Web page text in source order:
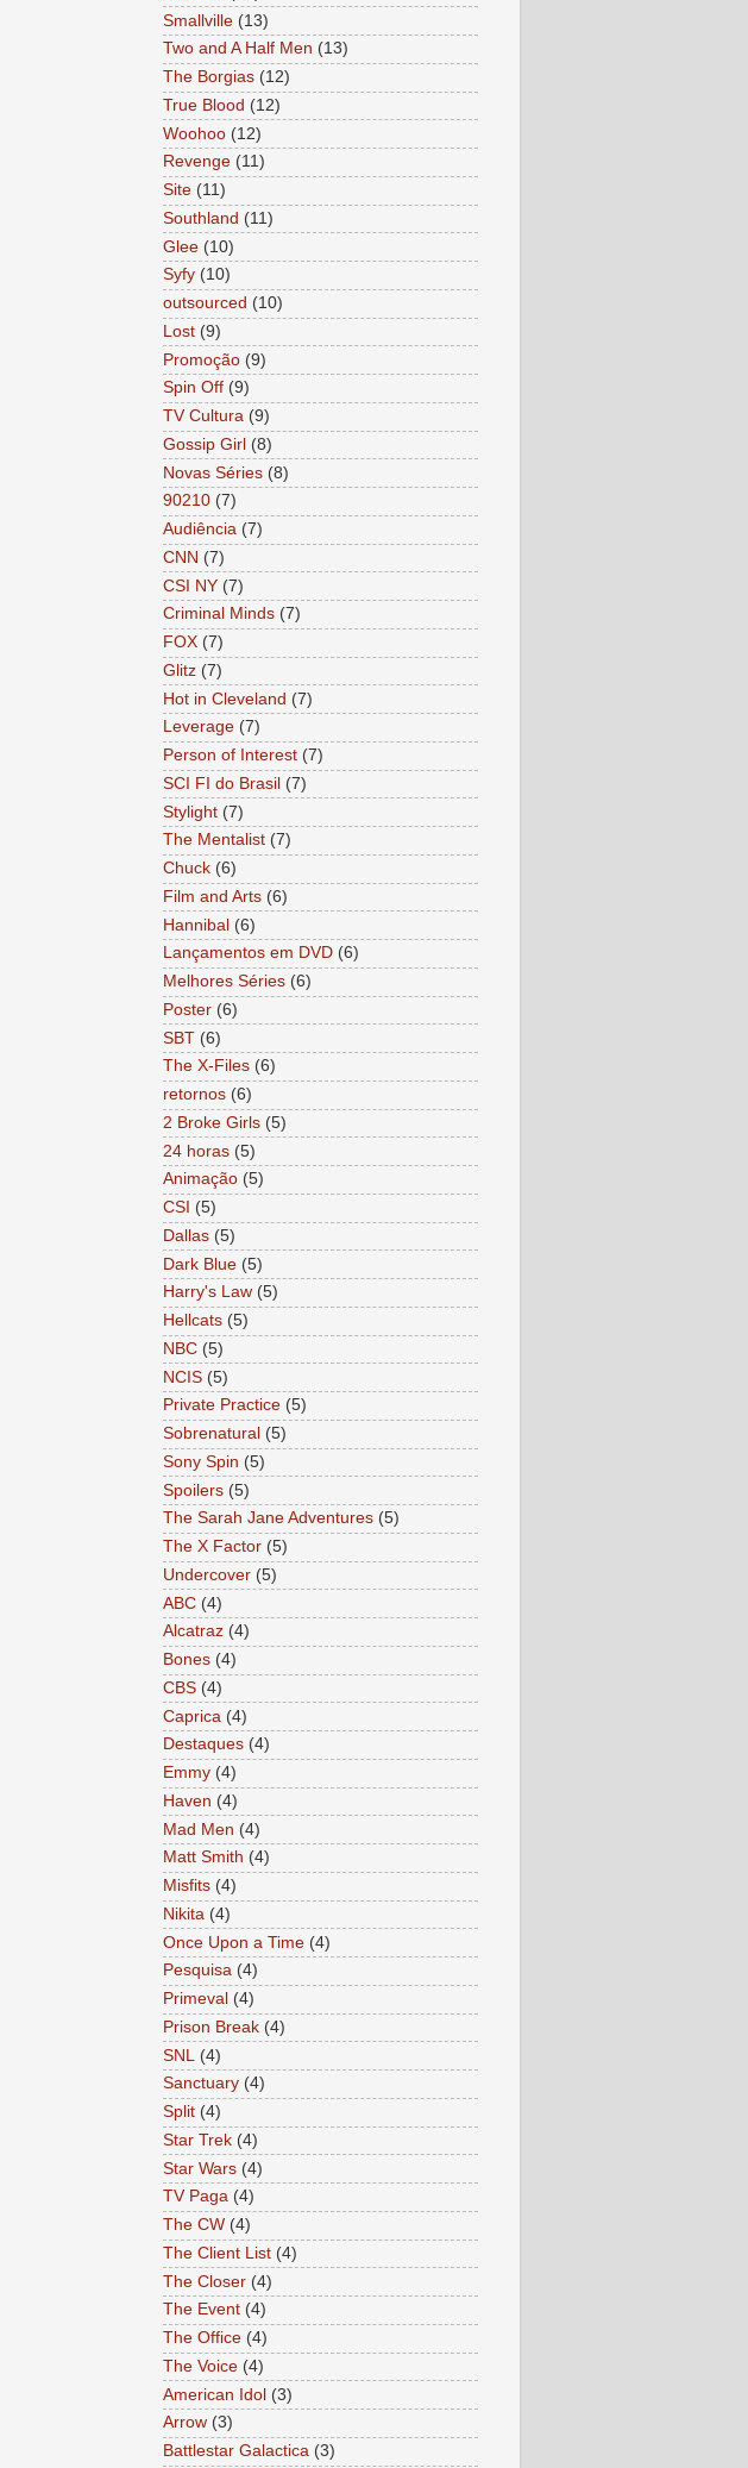
Smallville (13)
Two and A Half Men (13)
The Borgias (12)
True Blood (12)
Woohoo (12)
Revenge (11)
Site (11)
Southland (11)
Glee (10)
Syfy (10)
outsourced (10)
Lost (9)
Promoção (9)
Spin Off (9)
TV Cultura (9)
Gossip Girl (8)
Novas Séries (8)
90210 (7)
Audiência (7)
CNN (7)
CSI NY (7)
Criminal Minds (7)
FOX (7)
Glitz (7)
Hot in Cleveland (7)
Leverage (7)
Person of Interest (7)
SCI FI do Brasil (7)
Stylight (7)
The Mentalist (7)
Chuck (6)
Film and Arts (6)
Hannibal (6)
Lançamentos em DVD (6)
Melhores Séries (6)
Poster (6)
SBT (6)
The X-Files (6)
retornos (6)
2 Broke Girls (5)
24 horas (5)
Animação (5)
CSI (5)
Dallas (5)
Dark Blue (5)
Harry's Law (5)
Hellcats (5)
NBC (5)
NCIS (5)
Private Practice (5)
Sobrenatural (5)
Sony Spin (5)
Spoilers (5)
The Sarah Jane Adventures (5)
The X Factor (5)
Undercover (5)
ABC (4)
Alcatraz (4)
Bones (4)
CBS (4)
Caprica (4)
Destaques (4)
Emmy (4)
Haven (4)
Mad Men (4)
Matt Smith (4)
Misfits (4)
Nikita (4)
Once Upon a Time (4)
Pesquisa (4)
Primeval (4)
Prison Break (4)
SNL
(4)
Sanctuary (4)
Split (4)
Star Trek (4)
Star Wars (4)
TV Paga (4)
The CW (4)
The Client List (4)
The Closer (4)
The Event (4)
The Office (4)
The Voice (4)
American Idol (3)
Arrow (3)
Battlestar Galactica (3)